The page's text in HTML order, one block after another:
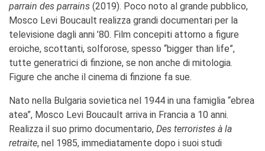
MÉDIATHÈQUE
Culturethèque
PARCOURS EN FRANÇAIS
Activités pour la classe
Atelier
Formations pour les
profs
Mobilité
parrain des parrains (2019). Poco noto al grande pubblico,
Mosco Levi Boucault realizza grandi documentari per la
televisione dagli anni ’80. Film concepiti attorno a figure
eroiche, scottanti, solforose, spesso “bigger than life”,
tutte generatrici di finzione, se non anche di mitologia.
Figure che anche il cinema di finzione fa sue.
Nato nella Bulgaria sovietica nel 1944 in una famiglia “ebrea
atea”, Mosco Levi Boucault arriva in Francia a 10 anni.
Realizza il suo primo documentario, Des terroristes à la
retraite, nel 1985, immediatamente dopo i suoi studi